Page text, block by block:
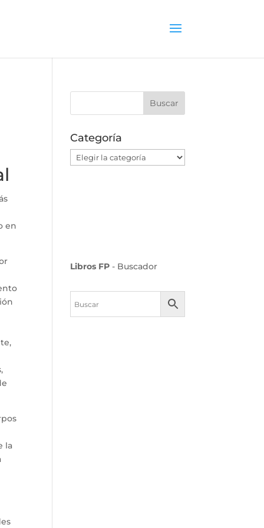
en
la
Categoría
Categoría
Libros FP - Buscador